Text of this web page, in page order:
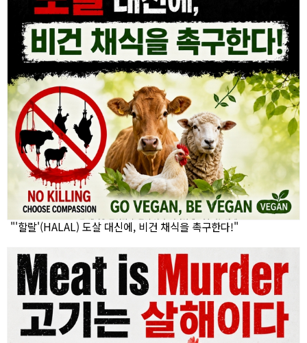
"'할랄'(HALAL) 도살 대신에, 비건 채식을 촉구한다!"